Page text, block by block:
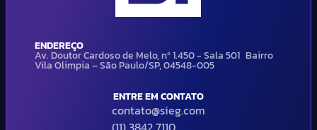
ENDEREÇO
Av. Doutor Cardoso de Melo, nº 1.450 - Sala 501 Bairro
Vila Olimpia – São Paulo/SP, 04548-005
ENTRE EM CONTATO
contato@sieg.com